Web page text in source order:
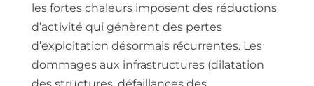
les fortes chaleurs imposent des réductions
d’activité qui génèrent des pertes
d’exploitation désormais récurrentes. Les
dommages aux infrastructures (dilatation